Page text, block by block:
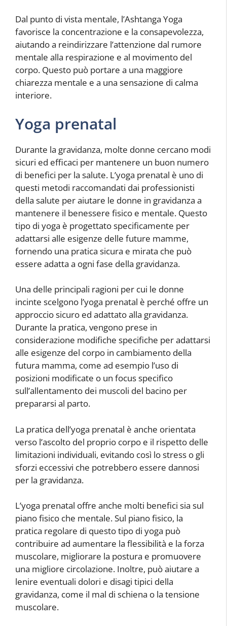
Dal punto di vista mentale, l’Ashtanga Yoga
favorisce la concentrazione e la consapevolezza,
aiutando a reindirizzare l’attenzione dal rumore
mentale alla respirazione e al movimento del
corpo. Questo può portare a una maggiore
chiarezza mentale e a una sensazione di calma
interiore.
Yoga prenatal
Durante la gravidanza, molte donne cercano modi
sicuri ed efficaci per mantenere un buon numero
di benefici per la salute. L’yoga prenatal è uno di
questi metodi raccomandati dai professionisti
della salute per aiutare le donne in gravidanza a
mantenere il benessere fisico e mentale. Questo
tipo di yoga è progettato specificamente per
adattarsi alle esigenze delle future mamme,
fornendo una pratica sicura e mirata che può
essere adatta a ogni fase della gravidanza.
Una delle principali ragioni per cui le donne
incinte scelgono l’yoga prenatal è perché offre un
approccio sicuro ed adattato alla gravidanza.
Durante la pratica, vengono prese in
considerazione modifiche specifiche per adattarsi
alle esigenze del corpo in cambiamento della
futura mamma, come ad esempio l’uso di
posizioni modificate o un focus specifico
sull’allentamento dei muscoli del bacino per
prepararsi al parto.
La pratica dell’yoga prenatal è anche orientata
verso l’ascolto del proprio corpo e il rispetto delle
limitazioni individuali, evitando così lo stress o gli
sforzi eccessivi che potrebbero essere dannosi
per la gravidanza.
L’yoga prenatal offre anche molti benefici sia sul
piano fisico che mentale. Sul piano fisico, la
pratica regolare di questo tipo di yoga può
contribuire ad aumentare la flessibilità e la forza
muscolare, migliorare la postura e promuovere
una migliore circolazione. Inoltre, può aiutare a
lenire eventuali dolori e disagi tipici della
gravidanza, come il mal di schiena o la tensione
muscolare.